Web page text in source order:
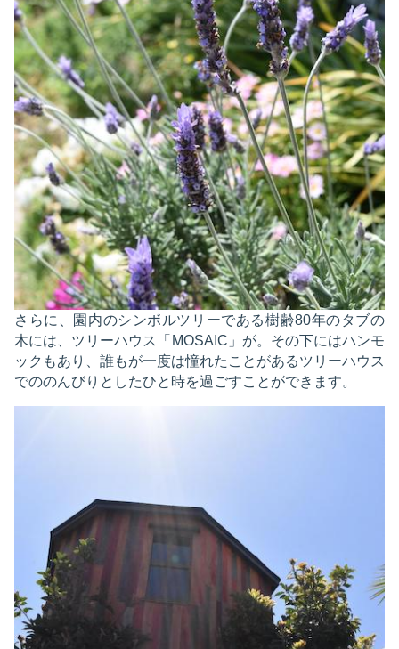
さらに、園内のシンボルツリーである樹齢80年のタブの
木には、ツリーハウス「MOSAIC」が。その下にはハンモ
ックもあり、誰もが一度は憧れたことがあるツリーハウス
でののんびりとしたひと時を過ごすことができます。